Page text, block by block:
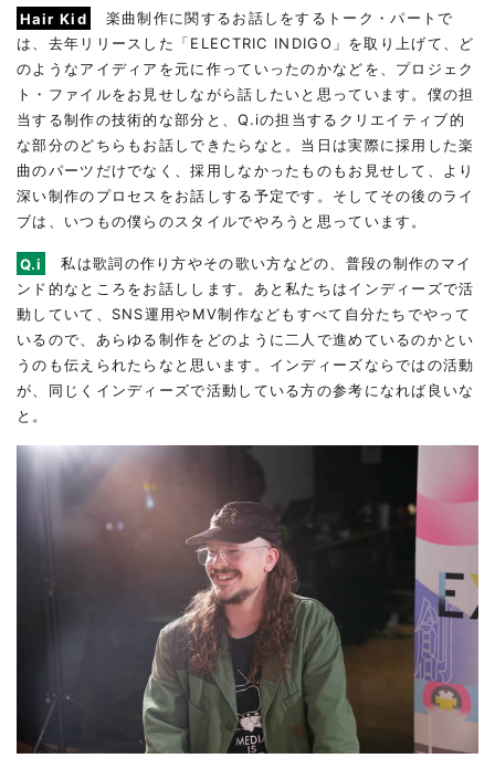
Hair Kid
楽曲制作に関するお話しをするトーク・パートで
は、去年リリースした「ELECTRIC INDIGO」を取り上げて、ど
のようなアイディアを元に作っていったのかなどを、プロジェク
ト・ファイルをお見せしながら話したいと思っています。僕の担
当する制作の技術的な部分と、Q.iの担当するクリエイティブ的
な部分のどちらもお話しできたらなと。当日は実際に採用した楽
曲のパーツだけでなく、採用しなかったものもお見せして、より
深い制作のプロセスをお話しする予定です。そしてその後のライ
ブは、いつもの僕らのスタイルでやろうと思っています。
Q.i
私は歌詞の作り方やその歌い方などの、普段の制作のマイ
ンド的なところをお話しします。あと私たちはインディーズで活
動していて、SNS運用やMV制作などもすべて自分たちでやって
いるので、あらゆる制作をどのように二人で進めているのかとい
うのも伝えられたらなと思います。インディーズならではの活動
が、同じくインディーズで活動している方の参考になれば良いな
と。